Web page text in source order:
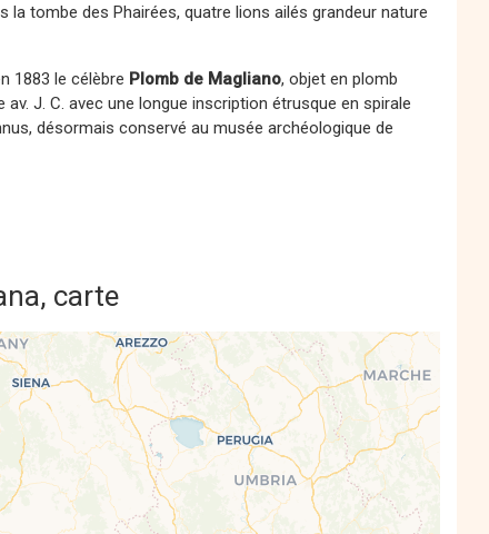
tombe des Phairées, quatre lions ailés grandeur nature
1883 le célèbre Plomb de Magliano, objet en plomb
J. C. avec une longue inscription étrusque en spirale
désormais conservé au musée archéologique de
carte